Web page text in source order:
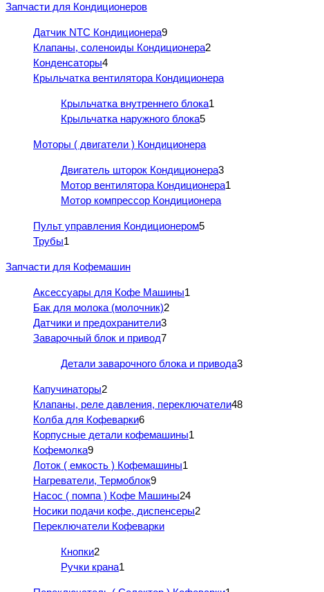
Запчасти для Кондиционеров
Датчик NTC Кондиционера9
Клапаны, соленоиды Кондиционера2
Конденсаторы4
Крыльчатка вентилятора Кондиционера
Крыльчатка внутреннего блока1
Крыльчатка наружного блока5
Моторы ( двигатели ) Кондиционера
Двигатель шторок Кондиционера3
Мотор вентилятора Кондиционера1
Мотор компрессор Кондиционера
Пульт управления Кондиционером5
Трубы1
Запчасти для Кофемашин
Аксессуары для Кофе Машины1
Бак для молока (молочник)2
Датчики и предохранители3
Заварочный блок и привод7
Детали заварочного блока и привода3
Капучинаторы2
Клапаны, реле давления, переключатели48
Колба для Кофеварки6
Корпусные детали кофемашины1
Кофемолка9
Лоток ( емкость ) Кофемашины1
Нагреватели, Термоблок9
Насос ( помпа ) Кофе Машины24
Носики подачи кофе, диспенсеры2
Переключатели Кофеварки
Кнопки2
Ручки крана1